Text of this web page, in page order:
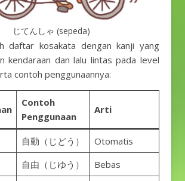
じてんしゃ (sepeda)
daftar kosakata dengan kanji yang
kendaraan dan lalu lintas pada level
contoh penggunaannya:
Contoh
Penggunaan
Arti
自動（じどう）
Otomatis
自由（じゆう）
Bebas